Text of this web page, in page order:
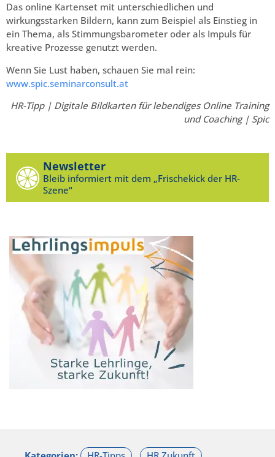
Das online Kartenset mit unterschiedlichen und
wirkungsstarken Bildern, kann zum Beispiel als Einstieg in
ein Thema, als Stimmungsbarometer oder als Impuls für
kreative Prozesse genutzt werden.
Wenn Sie Lust haben, schauen Sie mal rein:
www.spic.seminarconsult.at
HR-Tipp | Digitale Bildkarten für lebendiges Online Training
und Coaching | Spic
Newsletter
Bleib informiert mit dem „Frischekick der HR-
Szene“